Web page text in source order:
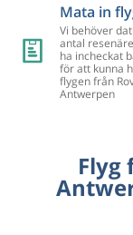
Mata in
Vi behöver
antal
ha incheckat
för att kunna
flygen från
Antwerpen
Flyg